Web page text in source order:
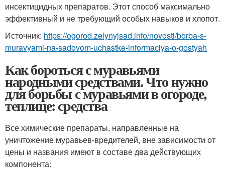
инсектицидных препаратов. Этот способ максимально
эффективный и не требующий особых навыков и хлопот.
Источник: https://ogorod.zelynyjsad.info/novosti/borba-s-
muravyami-na-sadovom-uchastke-informaciya-o-gostyah
Как бороться с муравьями
народными средствами. Что нужно
для борьбы с муравьями в огороде,
теплице: средства
Все химические препараты, направленные на
уничтожение муравьев-вредителей, вне зависимости от
цены и названия имеют в составе два действующих
компонента: